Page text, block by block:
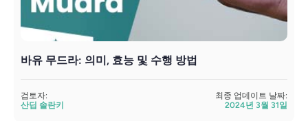
바유 무드라: 의미, 효능 및 수행 방법
검토자:
산딥 솔란키
최종 업데이트 날짜:
2024년 3월 31일